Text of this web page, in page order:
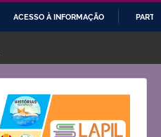
O
CONTEÚDO
ACESSO À INFORMAÇÃO